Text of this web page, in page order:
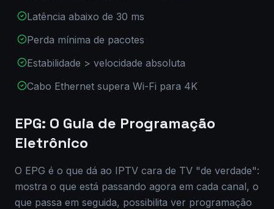
Latência abaixo de 30 ms
Perda mínima de pacotes
Estabilidade > velocidade absoluta
Cabo Ethernet supera Wi-Fi para 4K
EPG: O Guia de Programação
Eletrônico
O EPG é o que dá ao IPTV cara de TV "de verdade":
mostra o que está passando agora em cada canal, o
que passa em seguida, possibilita ver programação